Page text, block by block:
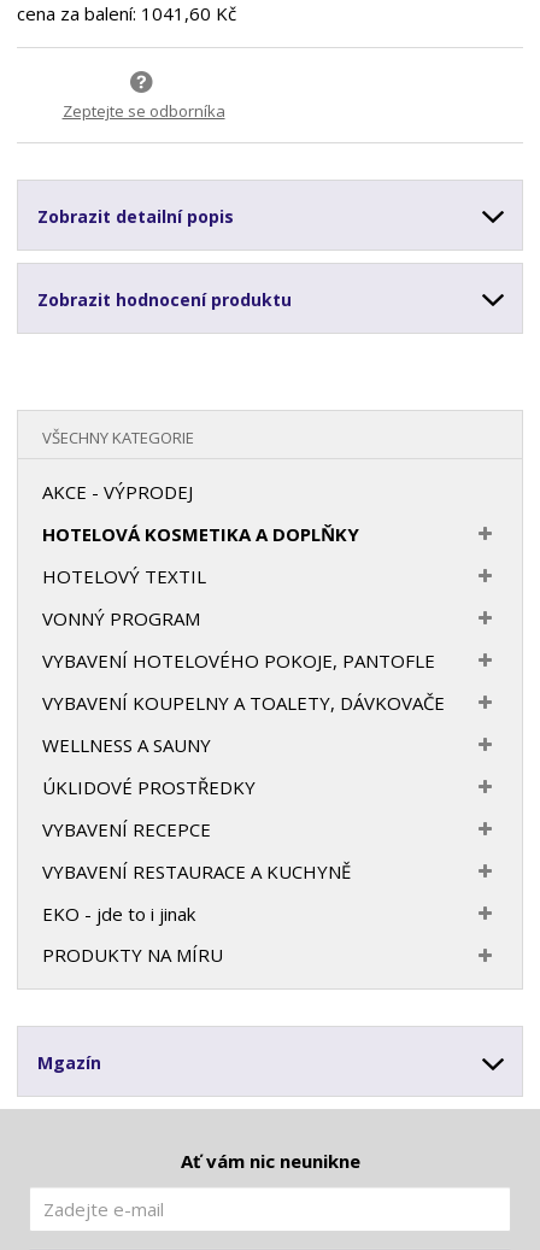
cena za balení: 1041,60 Kč
Zeptejte se odborníka
Zobrazit detailní popis
Zobrazit hodnocení produktu
VŠECHNY KATEGORIE
AKCE - VÝPRODEJ
HOTELOVÁ KOSMETIKA A DOPLŇKY
HOTELOVÝ TEXTIL
VONNÝ PROGRAM
VYBAVENÍ HOTELOVÉHO POKOJE, PANTOFLE
VYBAVENÍ KOUPELNY A TOALETY, DÁVKOVAČE
WELLNESS A SAUNY
ÚKLIDOVÉ PROSTŘEDKY
VYBAVENÍ RECEPCE
VYBAVENÍ RESTAURACE A KUCHYNĚ
EKO - jde to i jinak
PRODUKTY NA MÍRU
Mgazín
Ať vám nic neunikne